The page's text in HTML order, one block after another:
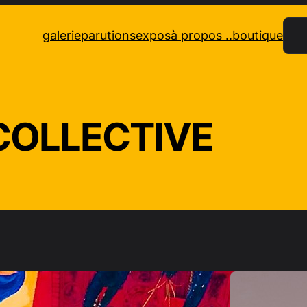
galerieparutionsexposà propos ..boutique